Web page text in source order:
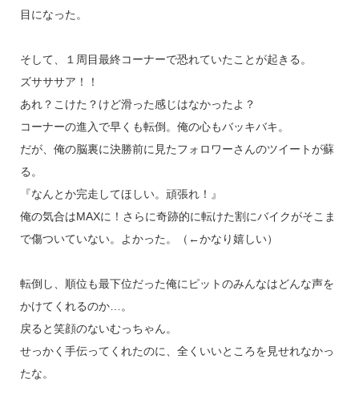
目になった。
そして、１周目最終コーナーで恐れていたことが起きる。
ズサササア！！
あれ？こけた？けど滑った感じはなかったよ？
コーナーの進入で早くも転倒。俺の心もバッキバキ。
だが、俺の脳裏に決勝前に見たフォロワーさんのツイートが蘇
る。
『なんとか完走してほしい。頑張れ！』
俺の気合はMAXに！さらに奇跡的に転けた割にバイクがそこま
で傷ついていない。よかった。（←かなり嬉しい）
転倒し、順位も最下位だった俺にピットのみんなはどんな声を
かけてくれるのか…。
戻ると笑顔のないむっちゃん。
せっかく手伝ってくれたのに、全くいいところを見せれなかっ
たな。